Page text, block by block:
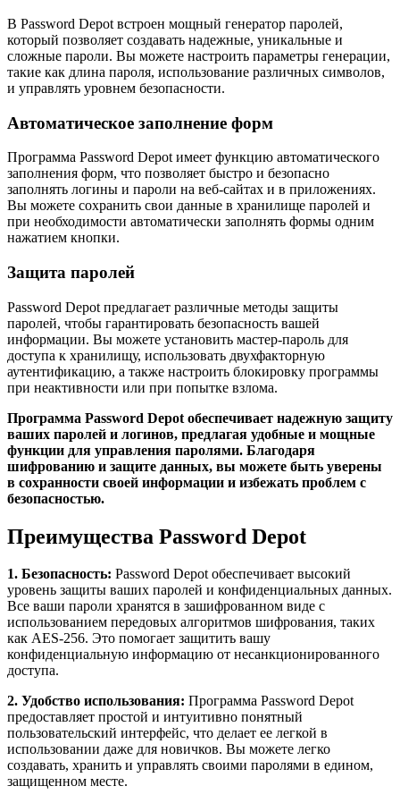
В Password Depot встроен мощный генератор паролей,
который позволяет создавать надежные, уникальные и
сложные пароли. Вы можете настроить параметры генерации,
такие как длина пароля, использование различных символов,
и управлять уровнем безопасности.
Автоматическое заполнение форм
Программа Password Depot имеет функцию автоматического
заполнения форм, что позволяет быстро и безопасно
заполнять логины и пароли на веб-сайтах и в приложениях.
Вы можете сохранить свои данные в хранилище паролей и
при необходимости автоматически заполнять формы одним
нажатием кнопки.
Защита паролей
Password Depot предлагает различные методы защиты
паролей, чтобы гарантировать безопасность вашей
информации. Вы можете установить мастер-пароль для
доступа к хранилищу, использовать двухфакторную
аутентификацию, а также настроить блокировку программы
при неактивности или при попытке взлома.
Программа Password Depot обеспечивает надежную защиту
ваших паролей и логинов, предлагая удобные и мощные
функции для управления паролями. Благодаря
шифрованию и защите данных, вы можете быть уверены
в сохранности своей информации и избежать проблем с
безопасностью.
Преимущества Password Depot
1. Безопасность: Password Depot обеспечивает высокий
уровень защиты ваших паролей и конфиденциальных данных.
Все ваши пароли хранятся в зашифрованном виде с
использованием передовых алгоритмов шифрования, таких
как AES-256. Это помогает защитить вашу
конфиденциальную информацию от несанкционированного
доступа.
2. Удобство использования: Программа Password Depot
предоставляет простой и интуитивно понятный
пользовательский интерфейс, что делает ее легкой в
использовании даже для новичков. Вы можете легко
создавать, хранить и управлять своими паролями в едином,
защищенном месте.